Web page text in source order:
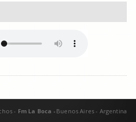
Buenos Aires - Argentina
- Fm La Boca -